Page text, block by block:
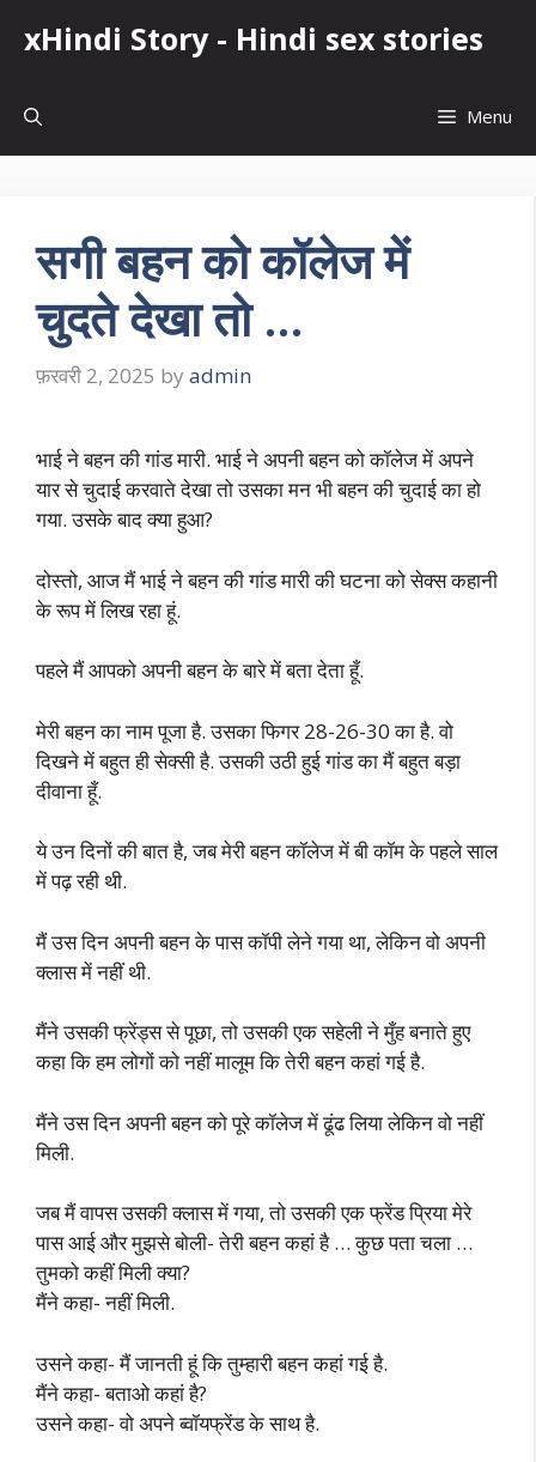
xHindi Story - Hindi sex stories
Menu
सगी बहन को कॉलेज में
चुदते देखा तो …
फ़रवरी 2, 2025 by admin
भाई ने बहन की गांड मारी. भाई ने अपनी बहन को कॉलेज में अपने
यार से चुदाई करवाते देखा तो उसका मन भी बहन की चुदाई का हो
गया. उसके बाद क्या हुआ?
दोस्तो, आज मैं भाई ने बहन की गांड मारी की घटना को सेक्स कहानी
के रूप में लिख रहा हूं.
पहले मैं आपको अपनी बहन के बारे में बता देता हूँ.
मेरी बहन का नाम पूजा है. उसका फिगर 28-26-30 का है. वो
दिखने में बहुत ही सेक्सी है. उसकी उठी हुई गांड का मैं बहुत बड़ा
दीवाना हूँ.
ये उन दिनों की बात है, जब मेरी बहन कॉलेज में बी कॉम के पहले साल
में पढ़ रही थी.
मैं उस दिन अपनी बहन के पास कॉपी लेने गया था, लेकिन वो अपनी
क्लास में नहीं थी.
मैंने उसकी फ्रेंड्स से पूछा, तो उसकी एक सहेली ने मुँह बनाते हुए
कहा कि हम लोगों को नहीं मालूम कि तेरी बहन कहां गई है.
मैंने उस दिन अपनी बहन को पूरे कॉलेज में ढूंढ लिया लेकिन वो नहीं
मिली.
जब मैं वापस उसकी क्लास में गया, तो उसकी एक फ्रेंड प्रिया मेरे
पास आई और मुझसे बोली- तेरी बहन कहां है … कुछ पता चला …
तुमको कहीं मिली क्या?
मैंने कहा- नहीं मिली.
उसने कहा- मैं जानती हूं कि तुम्हारी बहन कहां गई है.
मैंने कहा- बताओ कहां है?
उसने कहा- वो अपने ब्वॉयफ्रेंड के साथ है.